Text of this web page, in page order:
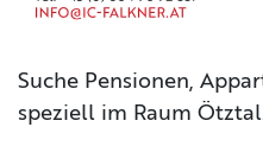
Suche Pensionen,
speziell im Raum